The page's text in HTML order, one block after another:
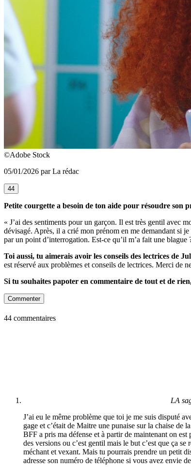
©Adobe Stock
05/01/2026 par La rédac
44
Petite courgette a besoin de ton aide pour résoudre son
« J’ai des sentiments pour un garçon. Il est très gentil avec
dévisagé. Après, il a crié mon prénom en me demandant si
par un point d’interrogation. Est-ce qu’il m’a fait une blague
Toi aussi, tu aimerais avoir les conseils des lectrices de
est réservé aux problèmes et conseils de lectrices. Merci de
Si tu souhaites papoter en commentaire de tout et de
Commenter
44 commentaires
LA
J’ai eu le même problème que toi je me suis disputé
gage et c’était de Maitre une punaise sur la chaise de
BFF a pris ma défense et à partir de maintenant on
des versions ou c’est gentil mais le but c’est que ça
méchant et vexant. Mais tu pourrais prendre un petit
adresse son numéro de téléphone si vous avez envie